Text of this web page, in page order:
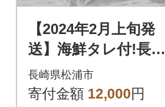
【2024年2月上旬発
送】海鮮タレ付!長崎
県産本まぐろ&真鯛
柵セット2種300g
長崎県松浦市
寄付金額 12,000円